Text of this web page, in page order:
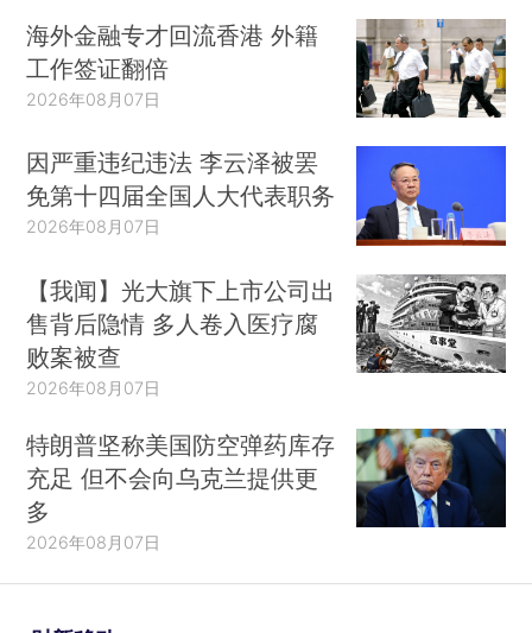
海外金融专才回流香港 外籍
工作签证翻倍
2026年08月07日
因严重违纪违法 李云泽被罢
免第十四届全国人大代表职务
2026年08月07日
【我闻】光大旗下上市公司出
售背后隐情 多人卷入医疗腐
败案被查
2026年08月07日
特朗普坚称美国防空弹药库存
充足 但不会向乌克兰提供更
多
2026年08月07日